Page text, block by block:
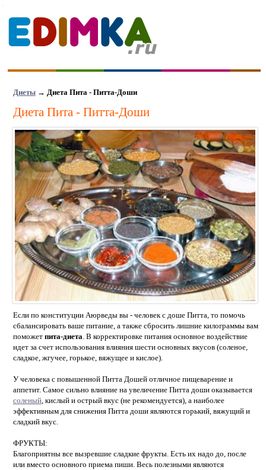
Диеты→ Диета Пита - Питта-Доши
Диета Пита - Питта-Доши
Если по конституции Аюрведы вы - человек с доше Питта, то помочь
сбалансировать ваше питание, а также сбросить лишние килограммы вам
поможет пита-диета. В корректировке питания основное воздействие
идет за счет использования влияния шести основных вкусов (соленое,
сладкое, жгучее, горькое, вяжущее и кислое).
У человека с повышенной Питта Дошей отличное пищеварение и
аппетит. Самое сильно влияние на увеличение Питта доши оказывается
соленый, кислый и острый вкус (не рекомендуется), а наиболее
эффективным для снижения Питта доши являются горький, вяжущий и
сладкий вкус.
ФРУКТЫ:
Благоприятны все вызревшие сладкие фрукты. Есть их надо до, после
или вместо основного приема пиши. Весь полезными являются